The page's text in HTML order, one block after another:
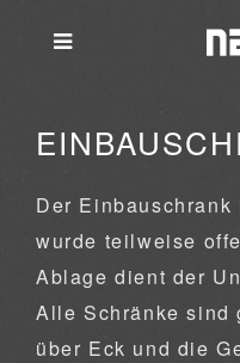
Der
wurde teilweise
Ablage dient der
Alle Schränke
über Eck und die